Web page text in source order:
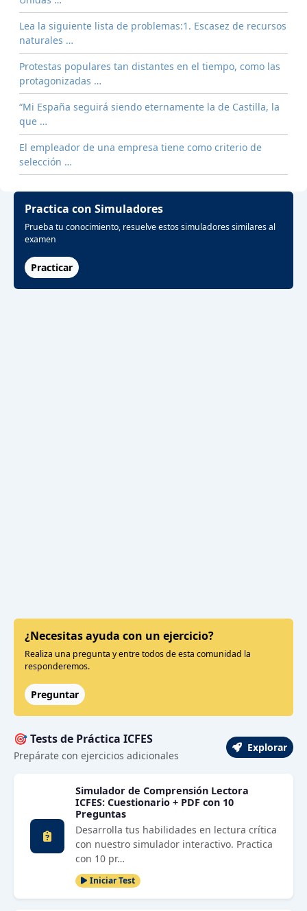
Lea la siguiente lista de problemas:1. Escasez de recursos
naturales …
Protestas populares tan distantes en el tiempo, como las
protagonizadas …
“Mi España seguirá siendo eternamente la de Castilla, la
que …
El empleador de una empresa tiene como criterio de
selección …
Practica con Simuladores
Prueba tu conocimiento, resuelve estos simuladores similares al
examen
Practicar
¿Necesitas ayuda con un ejercicio?
Realiza una pregunta y entre todos de esta comunidad la
responderemos.
Preguntar
🎯 Tests de Práctica ICFES
Prepárate con ejercicios adicionales
Explorar
Simulador de Comprensión Lectora
ICFES: Cuestionario + PDF con 10
Preguntas
Desarrolla tus habilidades en lectura crítica
con nuestro simulador interactivo. Practica
con 10 pr…
Iniciar Test